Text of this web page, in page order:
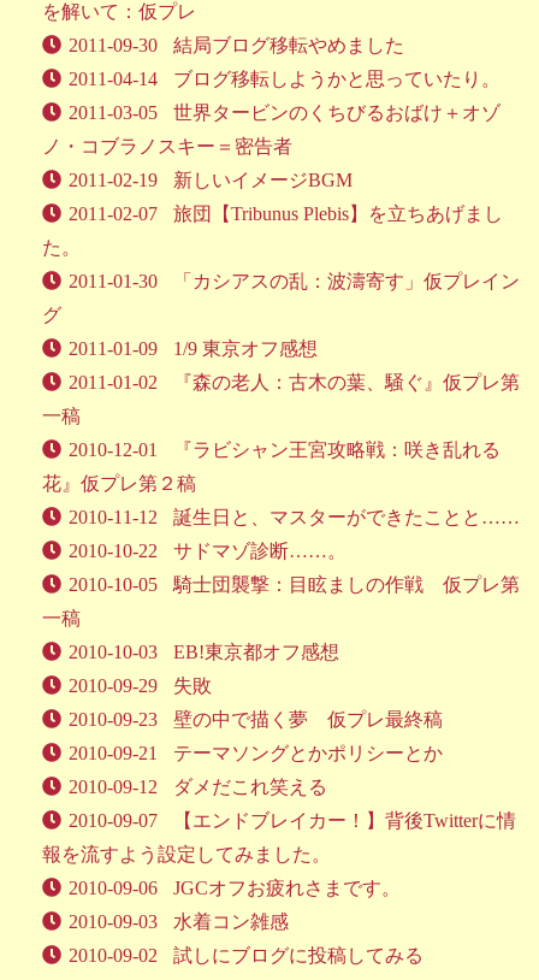
を解いて：仮プレ
2011-09-30
結局ブログ移転やめました
2011-04-14
ブログ移転しようかと思っていたり。
2011-03-05
世界タービンのくちびるおばけ＋オゾ
ノ・コブラノスキー＝密告者
2011-02-19
新しいイメージBGM
2011-02-07
旅団【Tribunus Plebis】を立ちあげまし
た。
2011-01-30
「カシアスの乱：波濤寄す」仮プレイン
グ
2011-01-09
1/9 東京オフ感想
2011-01-02
『森の老人：古木の葉、騒ぐ』仮プレ第
一稿
2010-12-01
『ラビシャン王宮攻略戦：咲き乱れる
花』仮プレ第２稿
2010-11-12
誕生日と、マスターができたことと……
2010-10-22
サドマゾ診断……。
2010-10-05
騎士団襲撃：目眩ましの作戦 仮プレ第
一稿
2010-10-03
EB!東京都オフ感想
2010-09-29
失敗
2010-09-23
壁の中で描く夢 仮プレ最終稿
2010-09-21
テーマソングとかポリシーとか
2010-09-12
ダメだこれ笑える
2010-09-07
【エンドブレイカー！】背後Twitterに情
報を流すよう設定してみました。
2010-09-06
JGCオフお疲れさまです。
2010-09-03
水着コン雑感
2010-09-02
試しにブログに投稿してみる